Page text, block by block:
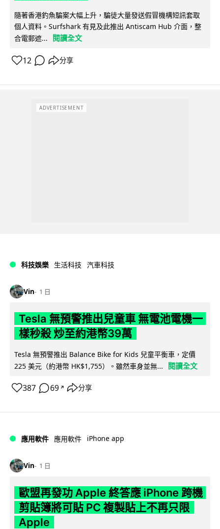
隨著香港釣魚騙案大幅上升，騙徒大量發送假冒機構短訊套取
個人資料。Surfshark 有見及此推出 Antiscam Hub 介面，整
合電郵遮...
閱讀全文
12 分享
ADVERTISEMENT
科技娛樂 生活科技 汽車科技
Vin 1 日
Tesla 無預警推出兒童車 無電池電機一
樣秒殺 炒至約港幣39萬
Tesla 無預警推出 Balance Bike for Kids 兒童平衡車，定價
225 美元（約港幣 HK$1,755）。雖然車身並無...
閱讀全文
387 69 ↗ 分享
應用軟件 應用軟件 iPhone app
Vin 1 日
歐盟再發功 Apple 終答應 iPhone 跨機
剪貼簿將可貼 PC 複製貼上不再只限
Apple